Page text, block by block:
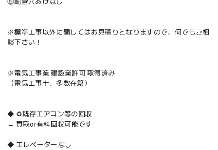
※標準工事以外に関してはお見積りとなりますので、何でもご相
談下さい！
※電気工事業 建設業許可 取得済み
（電気工事士、多数在籍）
◆ ♻️既存エアコン等の回収
→ 買取or有料回収可能です
◆ エレベーターなし